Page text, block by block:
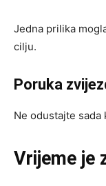
Jedna prilika
cilju.
Poruka
Ne odustajte sada
Vrijeme je